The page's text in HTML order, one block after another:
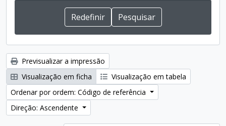
Previsualizar a impressão
Visualização em ficha
Visualização em tabela
Ordenar por ordem: Código de referência
Direção: Ascendente